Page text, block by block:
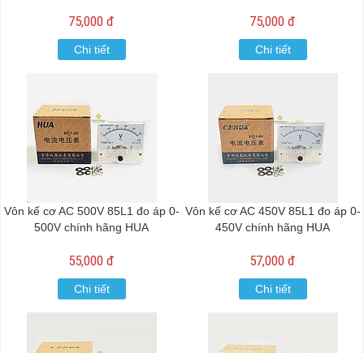
75,000 đ
Chi tiết
75,000 đ
Chi tiết
Vôn kế cơ AC 500V 85L1 đo áp 0-
500V chính hãng HUA
55,000 đ
Chi tiết
Vôn kế cơ AC 450V 85L1 đo áp 0-
450V chính hãng HUA
57,000 đ
Chi tiết